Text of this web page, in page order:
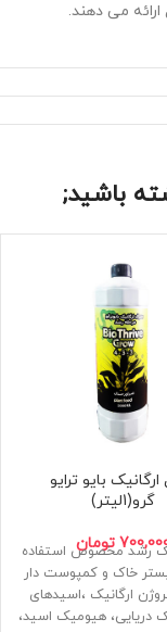
باشید;
ارگانیک بایو ترایو
گرو(1لیتر)
تومان
رشد مخصوص استفاده
خاک و کمپوست دار
ارگانیک ،اسیدهای
دریایی، هیومیک اسید،